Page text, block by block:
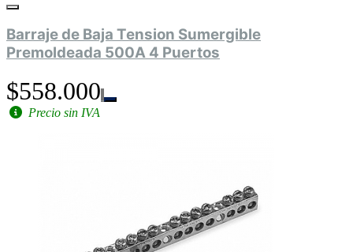
Barraje de Baja Tension Sumergible
Premoldeada 500A 4 Puertos
$558.000
Precio sin IVA